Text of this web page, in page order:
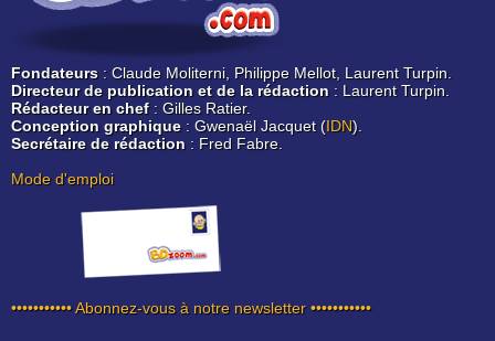
Fondateurs : Claude Moliterni, Philippe Mellot, Laurent Turpin.
Directeur de publication et de la rédaction : Laurent Turpin.
Rédacteur en chef: Gilles Ratier.
Conception graphique: Gwenaël Jacquet (IDN).
Secrétaire de rédaction : Fred Fabre.
Mode d'emploi
••••••••••• Abonnez-vous à notre newsletter •••••••••••